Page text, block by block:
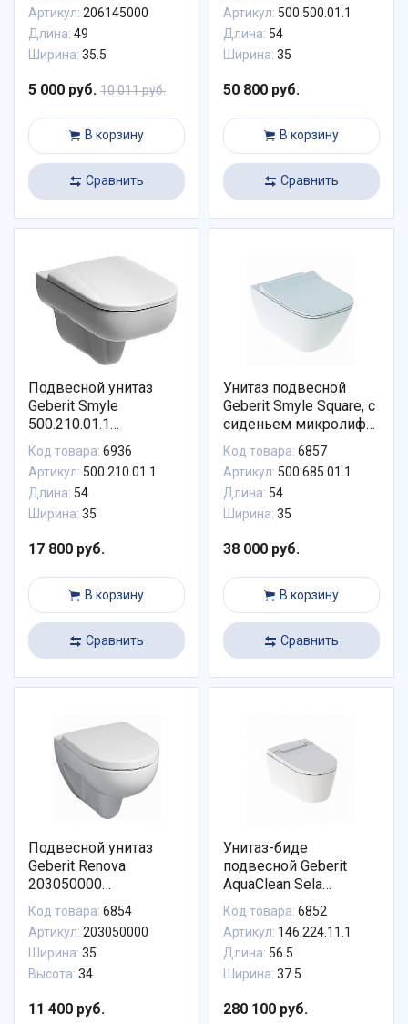
Артикул: 206145000
Длина: 49
Ширина: 35.5
5 000 руб. 10 011 руб.
В корзину
Сравнить
Артикул: 500.500.01.1
Длина: 54
Ширина: 35
50 800 руб.
В корзину
Сравнить
Подвесной унитаз
Geberit Smyle
500.210.01.1
безободковый
Код товара: 6936
Артикул: 500.210.01.1
Длина: 54
Ширина: 35
17 800 руб.
В корзину
Сравнить
Унитаз подвесной
Geberit Smyle Square, с
сиденьем микролифт
(500.685.01.1)
Код товара: 6857
Артикул: 500.685.01.1
Длина: 54
Ширина: 35
38 000 руб.
В корзину
Сравнить
Подвесной унитаз
Geberit Renova
203050000
безободковый
Код товара: 6854
Артикул: 203050000
Ширина: 35
Высота: 34
11 400 руб.
Унитаз-биде
подвесной Geberit
AquaClean Sela
146.224.11.1 панель
белая
Код товара: 6852
Артикул: 146.224.11.1
Длина: 56.5
Ширина: 37.5
280 100 руб.